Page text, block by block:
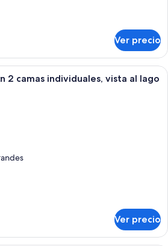
Ver precio
Habitación de hotel con dos camas,
2 camas individuales, vista al lago
Ver precio